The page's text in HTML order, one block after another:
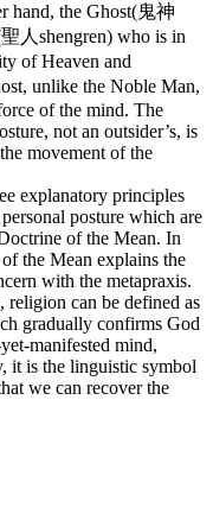
hand, the Ghost(鬼神
人shengren) who is in
of Heaven and
unlike the Noble Man,
of the mind. The
not an outsider’s, is
movement of the
explanatory principles
posture which are
of the Mean. In
the Mean explains the
with the metapraxis.
can be defined as
gradually confirms God
manifested mind,
it is the linguistic symbol
we can recover the